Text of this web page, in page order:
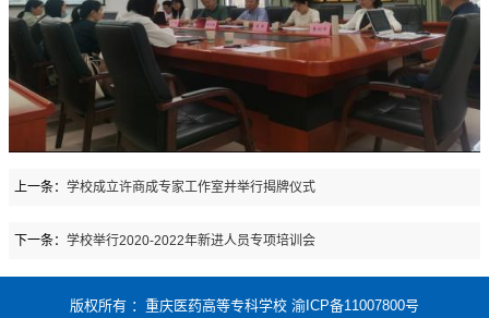
上一条： 学校成立许商成专家工作室并举行揭牌仪式
下一条： 学校举行2020-2022年新进人员专项培训会
版权所有 ：重庆医药高等专科学校 渝ICP备11007800号